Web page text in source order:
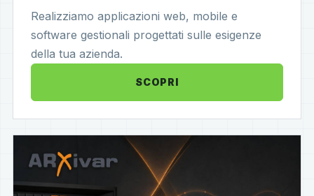
Realizziamo applicazioni web, mobile e
software gestionali progettati sulle esigenze
della tua azienda.
SCOPRI